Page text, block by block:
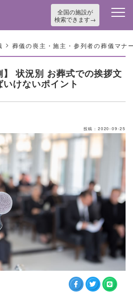
全国の施設が
検索できます
> 葬儀の喪主・施主・参列者の葬儀マナ
】 状況別 お葬式での挨拶文
けないポイント
投稿：2020-09-25